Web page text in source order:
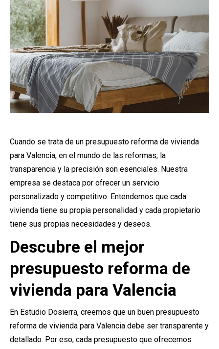
Cuando se trata de un presupuesto reforma de vivienda
para Valencia, en el mundo de las reformas, la
transparencia y la precisión son esenciales. Nuestra
empresa se destaca por ofrecer un servicio
personalizado y competitivo. Entendemos que cada
vivienda tiene su propia personalidad y cada propietario
tiene sus propias necesidades y deseos.
Descubre el mejor
presupuesto reforma de
vivienda para Valencia
En Estudio Dosierra, creemos que un buen presupuesto
reforma de vivienda para Valencia debe ser transparente y
detallado. Por eso, cada presupuesto que ofrecemos